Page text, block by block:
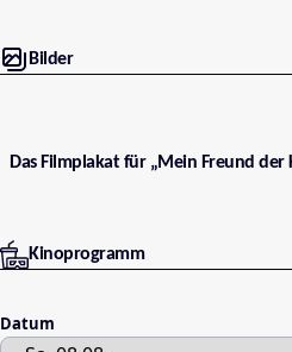
Bilder
Das Filmplakat für „Mein Freund
Kinoprogramm
Datum